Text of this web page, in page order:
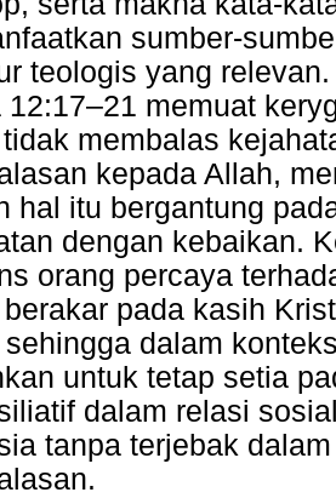
sumber-
teologis yang
12:17–21 memuat
membalas
kepada Allah,
hal itu bergantung
dengan kebaikan.
orang percaya
berakar pada kasih
dalam
untuk tetap setia
dalam relasi
tanpa terjebak